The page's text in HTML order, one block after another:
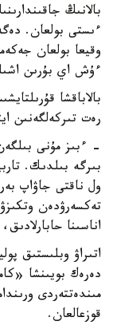
بالانىڭ
ءىستى بولعان.
وقيعا بولعان
ءۇش اي بۇرىن اشىلعان. قازىر
بالاباقشا
رەت تىركەلگەنىن
- ءبىز مۇنى
بىرگە بىلدىك.
ول ناقتى جاۋاپ
تەكسەرۋدەن
اناسىنا
اتىراۋ وبلىستىق
دەرەك بويىنشا
مىندەتتەردى
قوزعالعان.